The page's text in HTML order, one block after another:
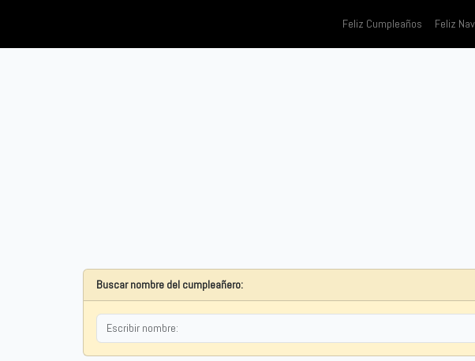
Feliz Cumpleaños Feliz
Buscar nombre del cumpleañero: